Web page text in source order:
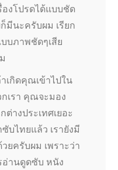
งโปรดได้แบบชัด
มีนะครับผม เรียก
บภาพชัดๆเสีย
เกิดคุณเข้าไปใน
เรา คุณจะมอง
างประเทศเยอะ
บไทยแล้ว เรายังมี
ยครับผม เพราะว่า
อ่านดูดซับ หนัง